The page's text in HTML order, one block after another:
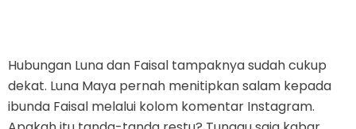
Hubungan Luna dan Faisal tampaknya sudah cukup
dekat. Luna Maya pernah menitipkan salam kepada
ibunda Faisal melalui kolom komentar Instagram.